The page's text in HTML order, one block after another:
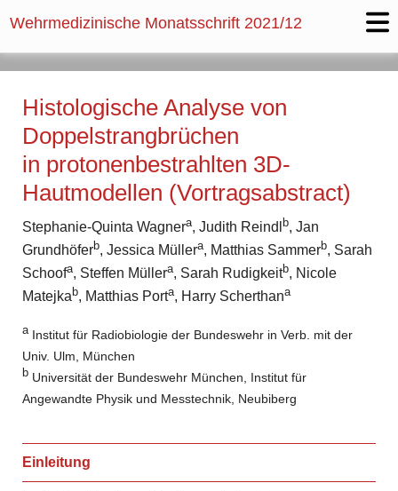
Wehrmedizinische Monatsschrift 2021/12
Histologische Analyse von
Doppelstrangbrüchen
in protonenbestrahlten 3D-
Hautmodellen (Vortragsabstract)
Stephanie-Quinta Wagnera, Judith Reindl b, Jan
Grundhöferb, Jessica Müllera, Matthias Sammerb, Sarah
Schoofa, Steffen Müllera, Sarah Rudigkeitb, Nicole
Matejkab, Matthias Porta, Harry Scherthana
aInstitut für Radiobiologie der Bundeswehr in Verb. mit der
Univ. Ulm, München
b Universität der Bundeswehr München, Institut für
Angewandte Physik und Messtechnik, Neubiberg
Einleitung